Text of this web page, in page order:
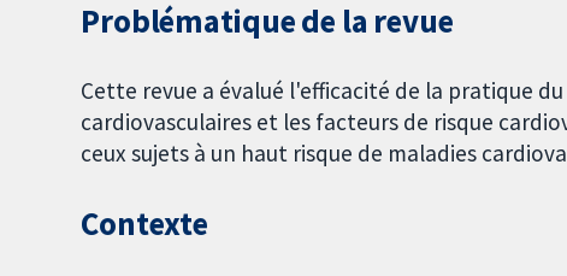
Problématique de la revue
Cette revue a évalué l'efficacité de la pratique
cardiovasculaires et les facteurs de risque
ceux sujets à un haut risque de maladies
Contexte